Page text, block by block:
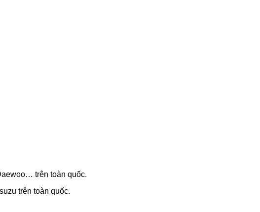
trên toàn quốc.
trên toàn quốc.